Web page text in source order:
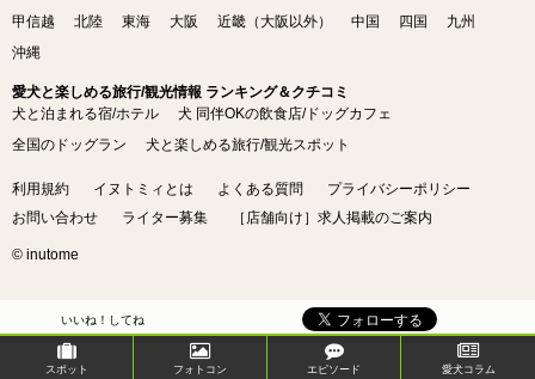
いいね！してね
甲信越
北陸 東海 大阪 近畿（大阪以外） 中国 四国
九州
沖縄
愛犬と楽しめる旅行/観光情報 ランキング＆クチコミ
犬と泊まれる宿/ホテル
犬 同伴OKの飲食店/ドッグカフェ
全国のドッグラン
犬と楽しめる旅行/観光スポット
利用規約 イヌトミィとは よくある質問
プライバシーポリシー
お問い合わせ
ライター募集 ［店舗向け］求人掲載のご案内
© inutome
スポット フォトコン エピソード 愛犬コラム